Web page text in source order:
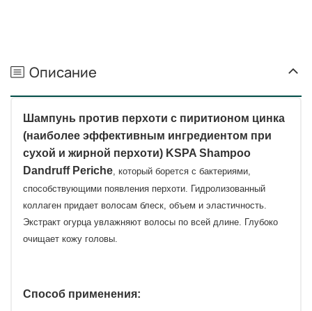
Описание
Шампунь против перхоти с пиритионом цинка
(наиболее эффективным ингредиентом при
сухой и жирной перхоти) KSPA Shampoo
Dandruff Periche, который борется с бактериями,
способствующими появления перхоти. Гидролизованный
коллаген придает волосам блеск, объем и эластичность.
Экстракт огурца увлажняют волосы по всей длине. Глубоко
очищает кожу головы.
Способ применения: